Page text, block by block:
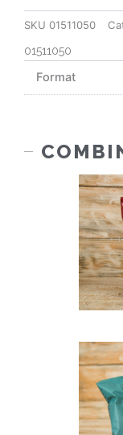
SKU 01511050
01511050
Format